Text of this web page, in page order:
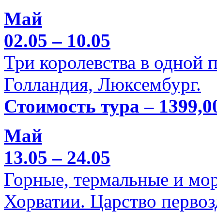
Май
02.05 – 10.05
Три королевства в одной
Голландия, Люксембург.
Стоимость тура –
Май
13.05 – 24.05
Горные, термальные и
Хорватии. Царство